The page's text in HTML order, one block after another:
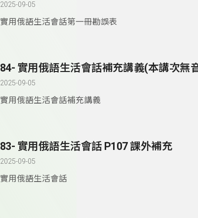
2025-09-05
實用俄語生活會話第一冊勘誤表
2025-09-05
實用俄語生活會話補充講義
83- 實用俄語生活會話 P107 課外補充
2025-09-05
實用俄語生活會話